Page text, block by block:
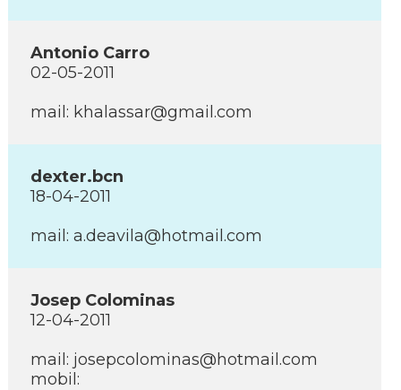
Antonio Carro
02-05-2011
mail: khalassar@gmail.com
dexter.bcn
18-04-2011
mail: a.deavila@hotmail.com
Josep Colominas
12-04-2011
mail: josepcolominas@hotmail.com
mobil: